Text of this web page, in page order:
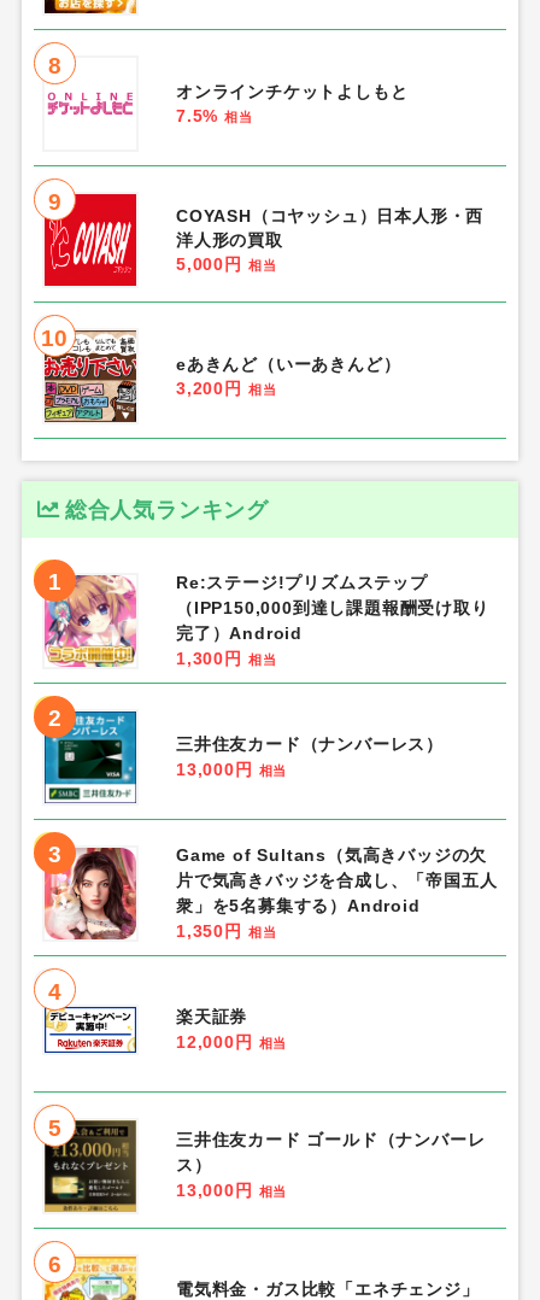
8
オンラインチケットよしもと
7.5% 相当
9
COYASH（コヤッシュ）日本人形・西
洋人形の買取
5,000円
相当
10
eあきんど（いーあきんど）
3,200円
相当
総合人気ランキング
1
Re:ステージ!プリズムステップ
（IPP150,000到達し課題報酬受け取り
完了）Android
1,300円
相当
2
三井住友カード（ナンバーレス）
13,000円
相当
3
Game of Sultans（気高きバッジの欠
片で気高きバッジを合成し、「帝国五人
衆」を5名募集する）Android
1,350円
相当
4
楽天証券
12,000円
相当
5
三井住友カード ゴールド（ナンバーレ
ス）
13,000円
相当
6
電気料金・ガス比較「エネチェンジ」